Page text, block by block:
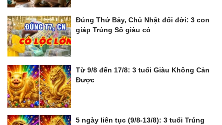
Đúng Thứ Bảy, Chủ Nhật đổi đời: 3 con
giáp Trúng Số giàu có
Từ 9/8 đến 17/8: 3 tuổi Giàu Không Cản
Được
5 ngày liên tục (9/8-13/8): 3 tuổi Trúng